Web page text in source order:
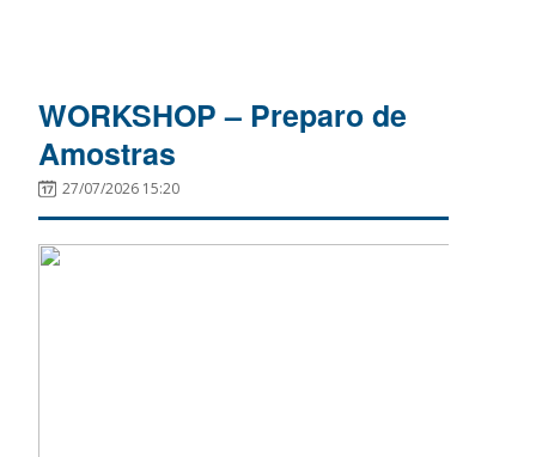
WORKSHOP – Preparo de
Amostras
27/07/2026 15:20